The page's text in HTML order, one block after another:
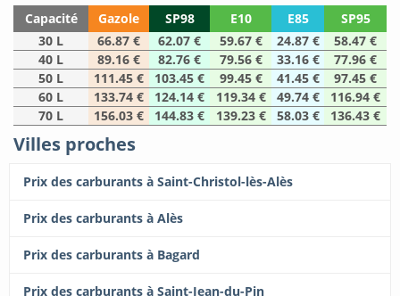
Capacité Gazole SP98 E10 E85
SP95
30 L
66.87 € 62.07 € 59.67 € 24.87 €
58.47 €
40 L
89.16 € 82.76 € 79.56 € 33.16 €
77.96 €
50 L
111.45 € 103.45 € 99.45 € 41.45 €
97.45 €
60 L
133.74 € 124.14 € 119.34 € 49.74 €
116.94 €
70 L
156.03 € 144.83 € 139.23 € 58.03 € 136.43 €
Villes proches
Prix des carburants à Saint-Christol-lès-Alès
Prix des carburants à Alès
Prix des carburants à Bagard
Prix des carburants à Saint-Jean-du-Pin